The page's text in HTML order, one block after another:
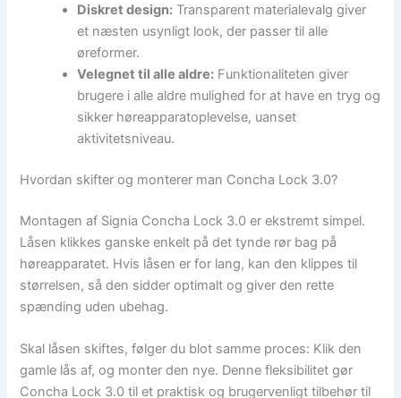
Diskret design: Transparent materialevalg giver
et næsten usynligt look, der passer til alle
øreformer.
Velegnet til alle aldre: Funktionaliteten giver
brugere i alle aldre mulighed for at have en tryg og
sikker høreapparatoplevelse, uanset
aktivitetsniveau.
Hvordan skifter og monterer man Concha Lock 3.0?
Montagen af Signia Concha Lock 3.0 er ekstremt simpel.
Låsen klikkes ganske enkelt på det tynde rør bag på
høreapparatet. Hvis låsen er for lang, kan den klippes til
størrelsen, så den sidder optimalt og giver den rette
spænding uden ubehag.
Skal låsen skiftes, følger du blot samme proces: Klik den
gamle lås af, og monter den nye. Denne fleksibilitet gør
Concha Lock 3.0 til et praktisk og brugervenligt tilbehør til